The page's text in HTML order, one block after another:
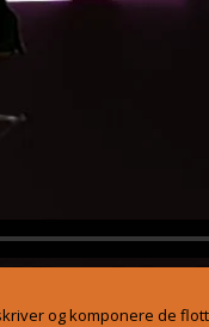
og komponere de